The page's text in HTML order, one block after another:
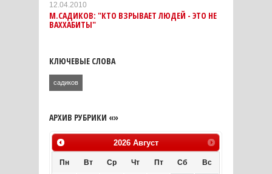
12.04.2010
М.САДИКОВ: "КТО ВЗРЫВАЕТ ЛЮДЕЙ - ЭТО НЕ
ВАХХАБИТЫ"
КЛЮЧЕВЫЕ СЛОВА
садиков
АРХИВ РУБРИКИ «»
2026 Август
Пн Вт Ср Чт Пт Сб Вс